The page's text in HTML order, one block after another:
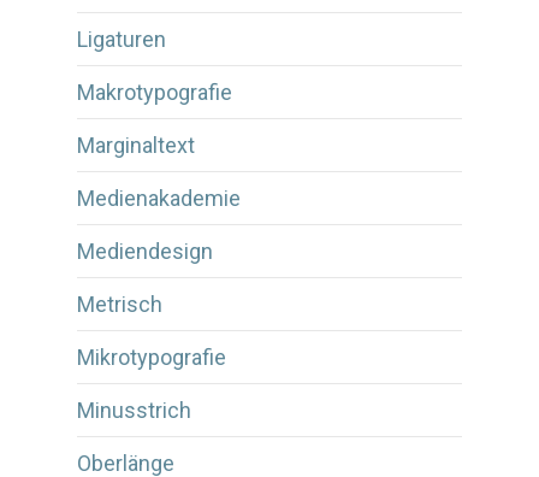
Ligaturen
Makrotypografie
Marginaltext
Medienakademie
Mediendesign
Metrisch
Mikrotypografie
Minusstrich
Oberlänge